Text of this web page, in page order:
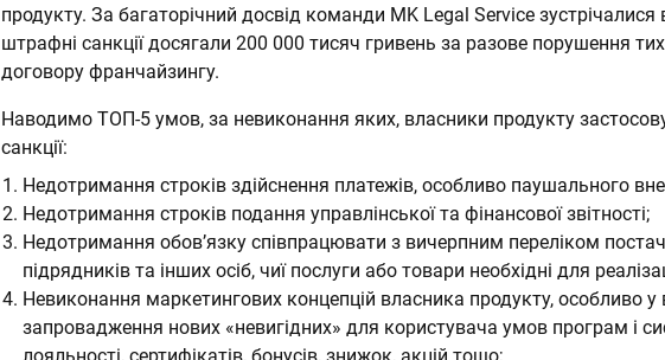
продукту. За багаторічний досвід команди MK Legal Service
штрафні санкції досягали 200 000 тисяч гривень за разове порушення
договору франчайзингу.
Наводимо ТОП-5 умов, за невиконання яких, власники продукту
санкції:
Недотримання строків здійснення платежів, особливо паушального
Недотримання строків подання управлінської та фінансової звітності;
Недотримання обов’язку співпрацювати з вичерпним переліком
підрядників та інших осіб, чиї послуги або товари необхідні для
Невиконання маркетингових концепцій власника продукту, особливо у
запровадження нових «невигідних» для користувача умов програм і